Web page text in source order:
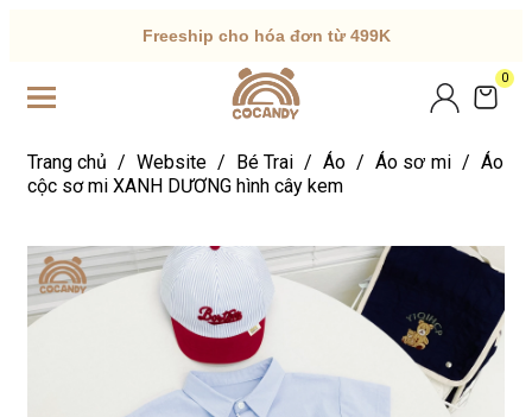
Freeship cho hóa đơn từ 499K
0
Trang chủ / Website / Bé Trai / Áo / Áo sơ mi / Áo
cộc sơ mi XANH DƯƠNG hình cây kem